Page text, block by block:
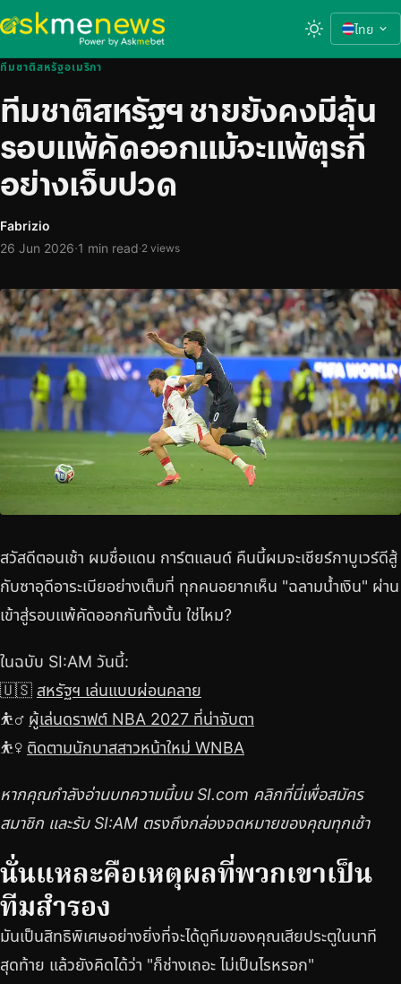
ไทย
ทีมชาติสหรัฐอเมริกา
ทีมชาติสหรัฐฯ ชายยังคงมีลุ้น
รอบแพ้คัดออกแม้จะแพ้ตุรกี
อย่างเจ็บปวด
Fabrizio
26 Jun 2026·1 min read·2 views
สวัสดีตอนเช้า ผมชื่อแดน การ์ตแลนด์ คืนนี้ผมจะเชียร์กาบูเวร์ดีสู้
กับซาอุดีอาระเบียอย่างเต็มที่ ทุกคนอยากเห็น "ฉลามน้ำเงิน" ผ่าน
เข้าสู่รอบแพ้คัดออกกันทั้งนั้น ใช่ไหม?
ในฉบับ SI:AM วันนี้:
🇺🇸 สหรัฐฯ เล่นแบบผ่อนคลาย
⛹️‍♂️ ผู้เล่นดราฟต์ NBA 2027 ที่น่าจับตา
⛹️‍♀️ ติดตามนักบาสสาวหน้าใหม่ WNBA
หากคุณกำลังอ่านบทความนี้บน SI.com คลิกที่นี่เพื่อสมัคร
สมาชิก และรับ SI:AM ตรงถึงกล่องจดหมายของคุณทุกเช้า
นั่นแหละคือเหตุผลที่พวกเขาเป็น
ทีมสำรอง
มันเป็นสิทธิพิเศษอย่างยิ่งที่จะได้ดูทีมของคุณเสียประตูในนาที
สุดท้าย แล้วยังคิดได้ว่า "ก็ช่างเถอะ ไม่เป็นไรหรอก"